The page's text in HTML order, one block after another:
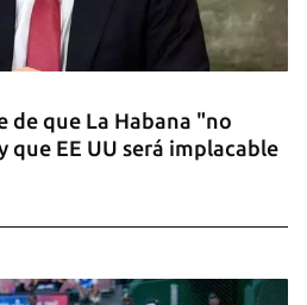
de que La Habana "no
EE UU será implacable